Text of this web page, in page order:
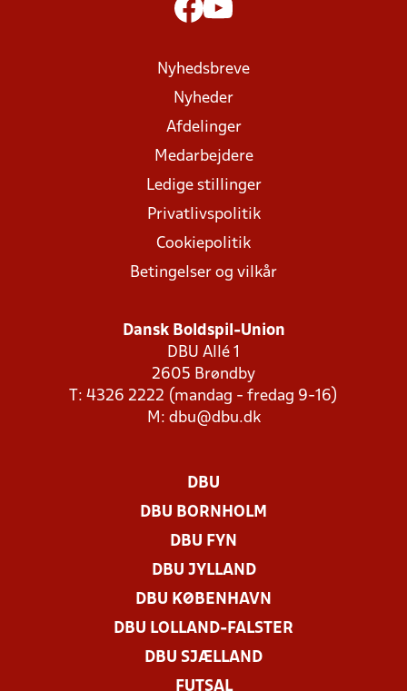
Nyhedsbreve
Nyheder
Afdelinger
Medarbejdere
Ledige stillinger
Privatlivspolitik
Cookiepolitik
Betingelser og vilkår
Dansk Boldspil-Union
DBU Allé 1
2605 Brøndby
T: 4326 2222 (mandag - fredag 9-16)
M: dbu@dbu.dk
DBU
DBU BORNHOLM
DBU FYN
DBU JYLLAND
DBU KØBENHAVN
DBU LOLLAND-FALSTER
DBU SJÆLLAND
FUTSAL